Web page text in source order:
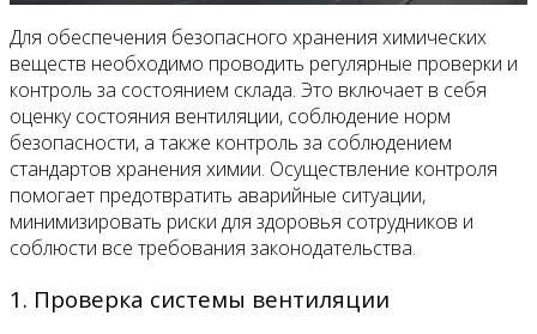
Для обеспечения безопасного хранения химических
веществ необходимо проводить регулярные проверки и
контроль за состоянием склада. Это включает в себя
оценку состояния вентиляции, соблюдение норм
безопасности, а также контроль за соблюдением
стандартов хранения химии. Осуществление контроля
помогает предотвратить аварийные ситуации,
минимизировать риски для здоровья сотрудников и
соблюсти все требования законодательства.
1. Проверка системы вентиляции